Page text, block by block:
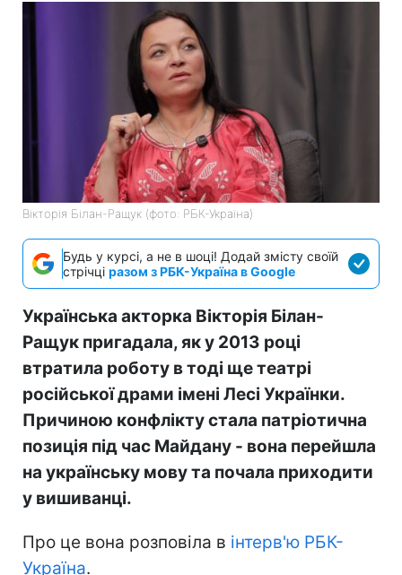
Вікторія Білан-Ращук (фото: РБК-Україна)
Будь у курсі, а не в шоці! Додай змісту своїй
стрічці разом з РБК-Україна в Google
Українська акторка Вікторія Білан-
Ращук пригадала, як у 2013 році
втратила роботу в тоді ще театрі
російської драми імені Лесі Українки.
Причиною конфлікту стала патріотична
позиція під час Майдану - вона перейшла
на українську мову та почала приходити
у вишиванці.
Про це вона розповіла в інтерв'ю РБК-
Україна.